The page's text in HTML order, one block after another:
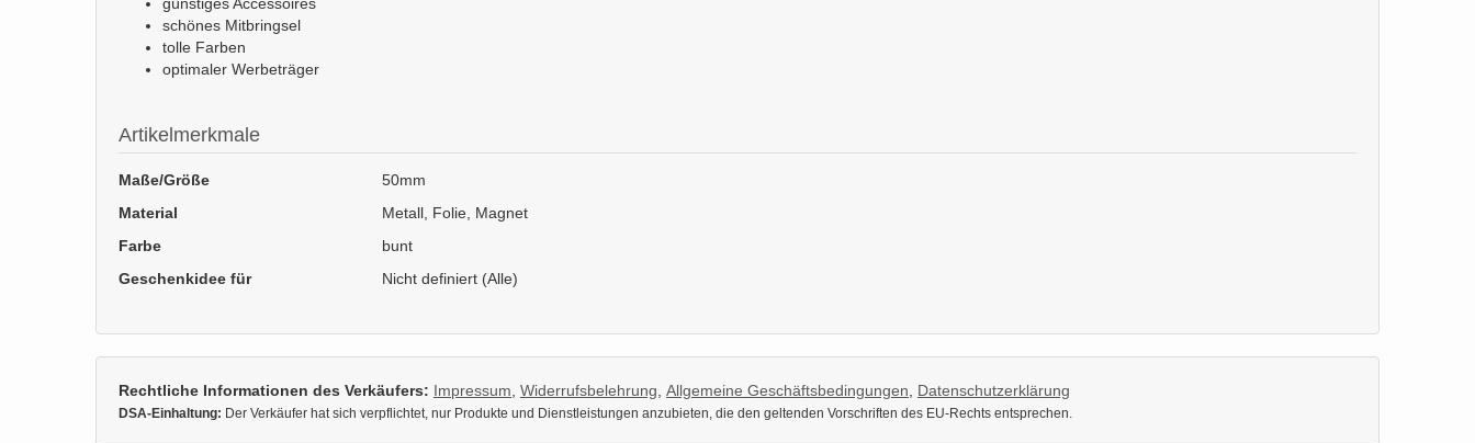
schönes Mitbringsel
tolle Farben
optimaler Werbeträger
Artikelmerkmale
Maße/Größe
50mm
Material
Metall, Folie, Magnet
Farbe
bunt
Geschenkidee für
Nicht definiert (Alle)
Rechtliche Informationen des Verkäufers: Impressum Widerrufsbelehrung Allgemeine Geschäftsbedingungen Datenschutzerklärung
DSA-Einhaltung: Der Verkäufer hat sich verpflichtet, nur Produkte und Dienstleistungen anzubieten, die den geltenden Vorschriften des EU-Rechts entsprechen.